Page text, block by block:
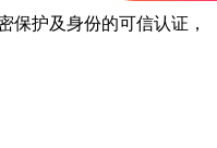
保护及身份的可信认证，